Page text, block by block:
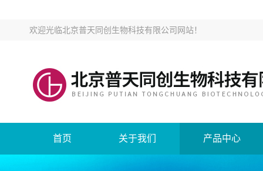
欢迎光临北京普天同创生物科技有限公司网站！
首页 关于我们 产品中心